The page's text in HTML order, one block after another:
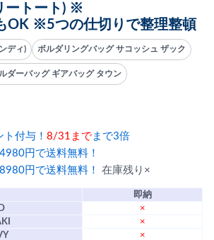
ートート) ※
OK ※5つの仕切りで整理整頓
ディ) ボルダリングバッグ サコッシュ ザック
ダーバッグ ギアバッグ タウン
ト付与！ 8/31まで まで3倍
円で送料無料！
円で送料無料！ 在庫残り×
即納
×
×
×